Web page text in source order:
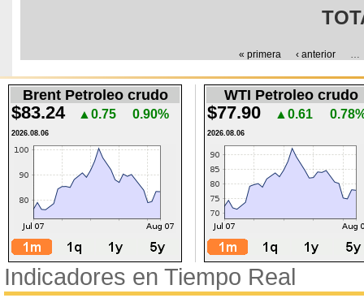
Páginas
« primera ‹ anterior …
Brent Petroleo crudo
$83.24 ▲0.75 0.90%
2026.08.06
WTI Petroleo crudo
$77.90 ▲0.61
2026.08.06
Indicadores en Tiempo Real